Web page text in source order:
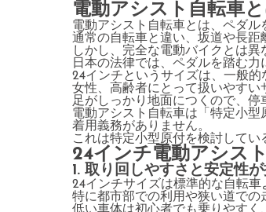
電動アシスト自転車
電動アシスト自転車とは、ペダル
通常の自転車と違い、坂道や長距
しかし、完全な電動バイクとは異
日本の法律では、ペダルを踏む
24インチというサイズは、一般
女性、高齢者にとって扱いやすい
足がしっかり地面につくので、停
電動アシスト自転車は「特定小
着用義務がありません。
これは特定小型原付を検討してい
24インチ電動アシス
1. 取り回しやすさと安定性
24インチサイズは標準的な自転車
特に都市部での利用や狭い道での